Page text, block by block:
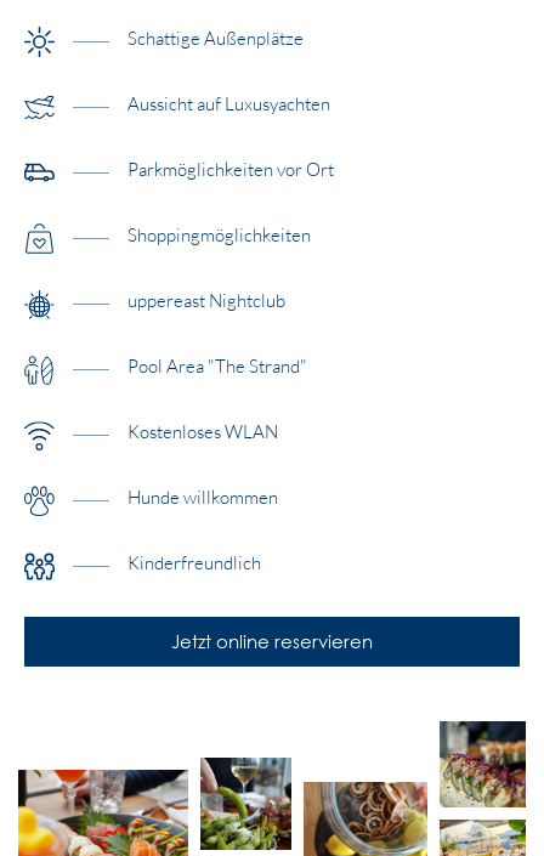
Schattige Außenplätze
Aussicht auf Luxusyachten
Parkmöglichkeiten vor Ort
Shoppingmöglichkeiten
uppereast Nightclub
Pool Area "The Strand"
Kostenloses WLAN
Hunde willkommen
Kinderfreundlich
Jetzt online reservieren